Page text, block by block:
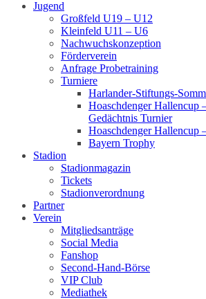
Jugend
Großfeld U19 – U12
Kleinfeld U11 – U6
Nachwuchskonzeption
Förderverein
Anfrage Probetraining
Turniere
Harlander-Stiftungs-
Hoaschdenger Hallencup
Gedächtnis Turnier
Hoaschdenger Hallencup
Bayern Trophy
Stadion
Stadionmagazin
Tickets
Stadionverordnung
Partner
Verein
Mitgliedsanträge
Social Media
Fanshop
Second-Hand-Börse
VIP Club
Mediathek